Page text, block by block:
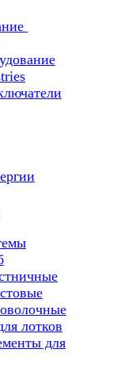
лотков
для